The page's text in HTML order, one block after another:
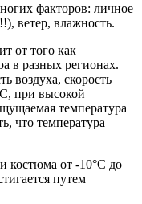
факторов: личное
ветер, влажность.
от того как
в разных регионах.
воздуха, скорость
при высокой
температура
что температура
костюма от -10°С до
путем